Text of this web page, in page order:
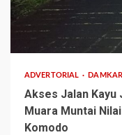
2 min read
ADVERTORIAL
Akses Jalan Kayu
Muara Muntai
Komodo